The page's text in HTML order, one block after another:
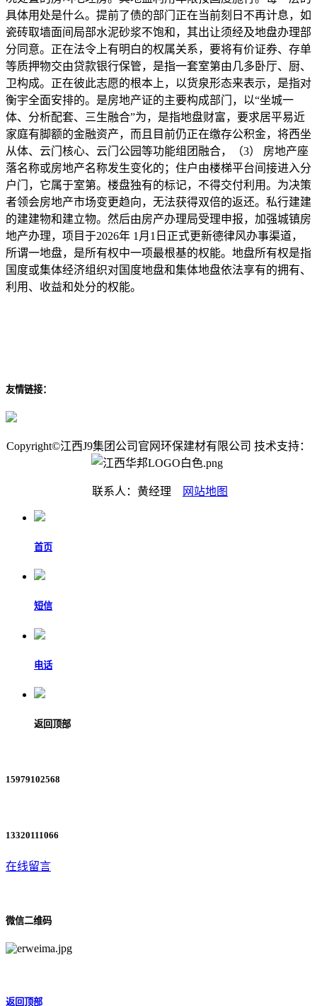
友情链接：
Copyright©江西J9集团公司官网环保建材有限公司 技术支持：
联系人：黄经理 网站地图
首页
短信
电话
返回顶部
15979102568
13320111066
在线留言
微信二维码
返回顶部